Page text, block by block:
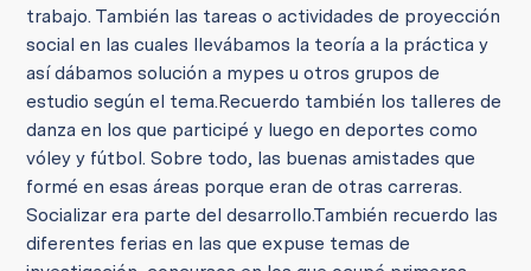
trabajo. También las tareas o actividades de proyección
social en las cuales llevábamos la teoría a la práctica y
así dábamos solución a mypes u otros grupos de
estudio según el tema.Recuerdo también los talleres de
danza en los que participé y luego en deportes como
vóley y fútbol. Sobre todo, las buenas amistades que
formé en esas áreas porque eran de otras carreras.
Socializar era parte del desarrollo.También recuerdo las
diferentes ferias en las que expuse temas de